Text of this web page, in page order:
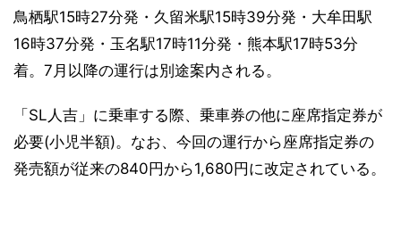
鳥栖駅15時27分発・久留米駅15時39分発・大牟田駅
16時37分発・玉名駅17時11分発・熊本駅17時53分
着。7月以降の運行は別途案内される。
「SL人吉」に乗車する際、乗車券の他に座席指定券が
必要(小児半額)。なお、今回の運行から座席指定券の
発売額が従来の840円から1,680円に改定されている。